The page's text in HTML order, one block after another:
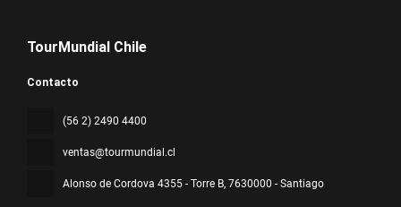
TourMundial Chile
Contacto
(56 2) 2490 4400
ventas@tourmundial.cl
Alonso de Cordova 4355 - Torre B, 7630000 - Santiago